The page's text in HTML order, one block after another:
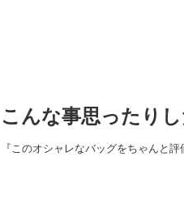
こんな事思ったりし
『このオシャレなバッグをちゃんと